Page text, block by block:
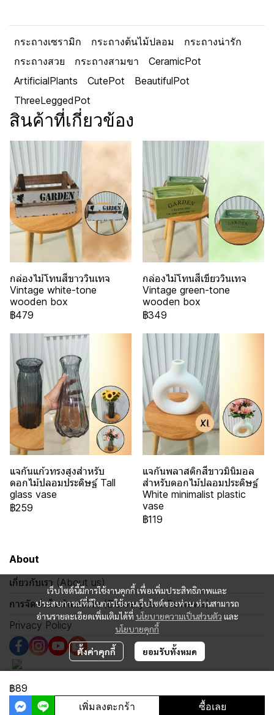
กระถางเซรามิก กระถางต้นไม้ปลอม
กระถางน่ารัก
กระถางสวย
กระถางสามขา
CeramicPot
ArtificialPlants
CutePot
BeautifulPot
ThreeLeggedPot
สินค้าที่เกี่ยวข้อง
กล่องไม้โทนสีขาววินเทจ
Vintage white-tone
wooden box
฿479
กล่องไม้โทนสีเขียววินเทจ
Vintage green-tone
wooden box
฿349
แจกันแก้วทรงสูงสำหรับ
ดอกไม้ปลอมประดิษฐ์ Tall
glass vase
฿259
แจกันพลาสติกสีขาวมินิมอล
สำหรับดอกไม้ปลอมประดิษฐ์
White minimalist plastic
vase
฿119
฿89
เพิ่มลงตะกร้า
ซื้อเลย
เว็บไซต์นี้มีการใช้งานคุกกี้ เพื่อเพิ่มประสิทธิภาพและ
ประสบการณ์ที่ดีในการใช้งานเว็บไซต์ของท่าน ท่านสามารถ
อ่านรายละเอียดเพิ่มเติมได้ที่ นโยบายความเป็นส่วนตัว และ
นโยบายคุกกี้
ตั้งค่าคุกกี้ ยอมรับทั้งหมด
About
เกี่ยวกับเรา (About us)
การจัดส่งสินค้าและรีวิว (Delivery and Reviews)
Privacy Policy
Copyright 2024 | All Rights Reserved | Powered by MWE